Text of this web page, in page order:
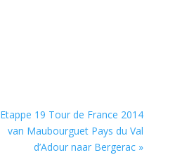
Etappe 19 Tour de France 2014
van Maubourguet Pays du Val
d’Adour naar Bergerac »